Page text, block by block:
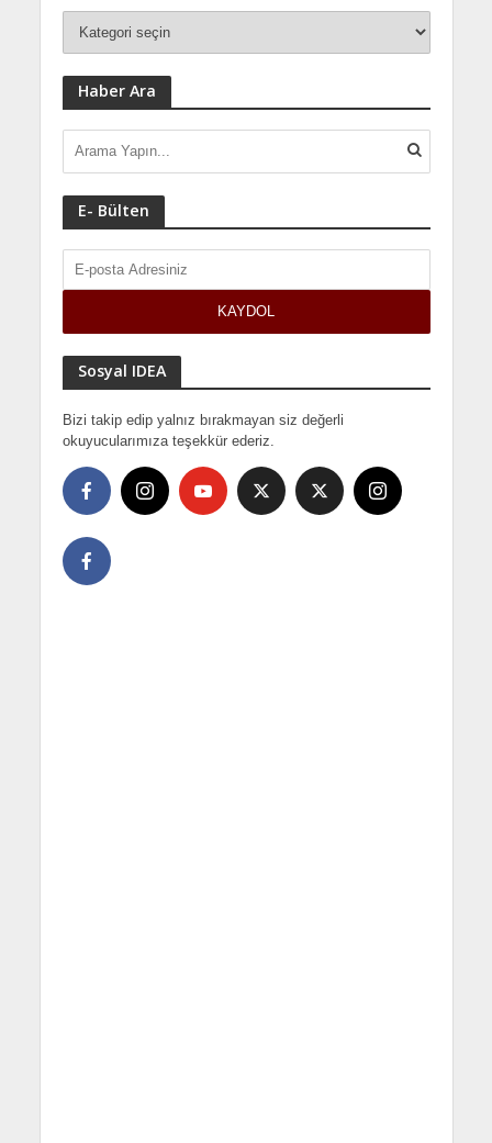
Haber Ara
E- Bülten
Sosyal IDEA
Bizi takip edip yalnız bırakmayan siz değerli
okuyucularımıza teşekkür ederiz.